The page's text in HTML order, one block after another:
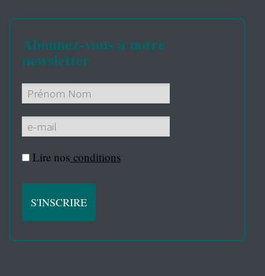
Abonnez-vous à notre
newsletter
Lire nos conditions